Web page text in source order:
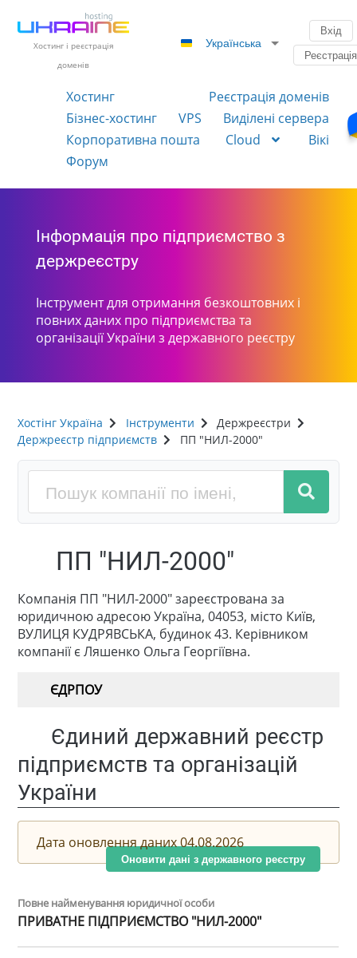
Хостинг і реєстрація
доменів
Українська
Вхід
Реєстрація
Хостинг
Реєстрація доменів
Бізнес-хостинг
VPS
Виділені сервера
Корпоративна пошта
Cloud
Вікі
Форум
Інформація про підприємство з
держреєстру
Інструмент для отримання безкоштовних і
повних даних про підприємства та
організації України з державного реєстру
Хостінг Україна Інструменти
Держреєстри
Держреєстр підприємств
ПП "НИЛ-2000"
ПП "НИЛ-2000"
Компанія ПП "НИЛ-2000" зареєстрована за
юридичною адресою Україна, 04053, місто Київ,
ВУЛИЦЯ КУДРЯВСЬКА, будинок 43. Керівником
компанії є Ляшенко Ольга Георгіївна.
ЄДРПОУ
Єдиний державний реєстр
підприємств та організацій
України
Дата оновлення даних 04.08.2026
Оновити дані з державного реєстру
Повне найменування юридичної особи
ПРИВАТНЕ ПІДПРИЄМСТВО "НИЛ-2000"